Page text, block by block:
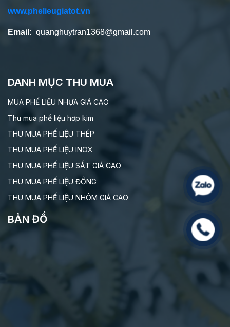
www.phelieugiatot.vn
Email: quanghuytran1368@gmail.com
DANH MỤC THU MUA
MUA PHẾ LIỆU NHỰA GIÁ CAO
Thu mua phế liệu hơp kim
THU MUA PHẾ LIỆU THÉP
THU MUA PHẾ LIỆU INOX
THU MUA PHẾ LIỆU SẮT GIÁ CAO
THU MUA PHẾ LIỆU ĐỒNG
THU MUA PHẾ LIỆU NHÔM GIÁ CAO
BẢN ĐỒ